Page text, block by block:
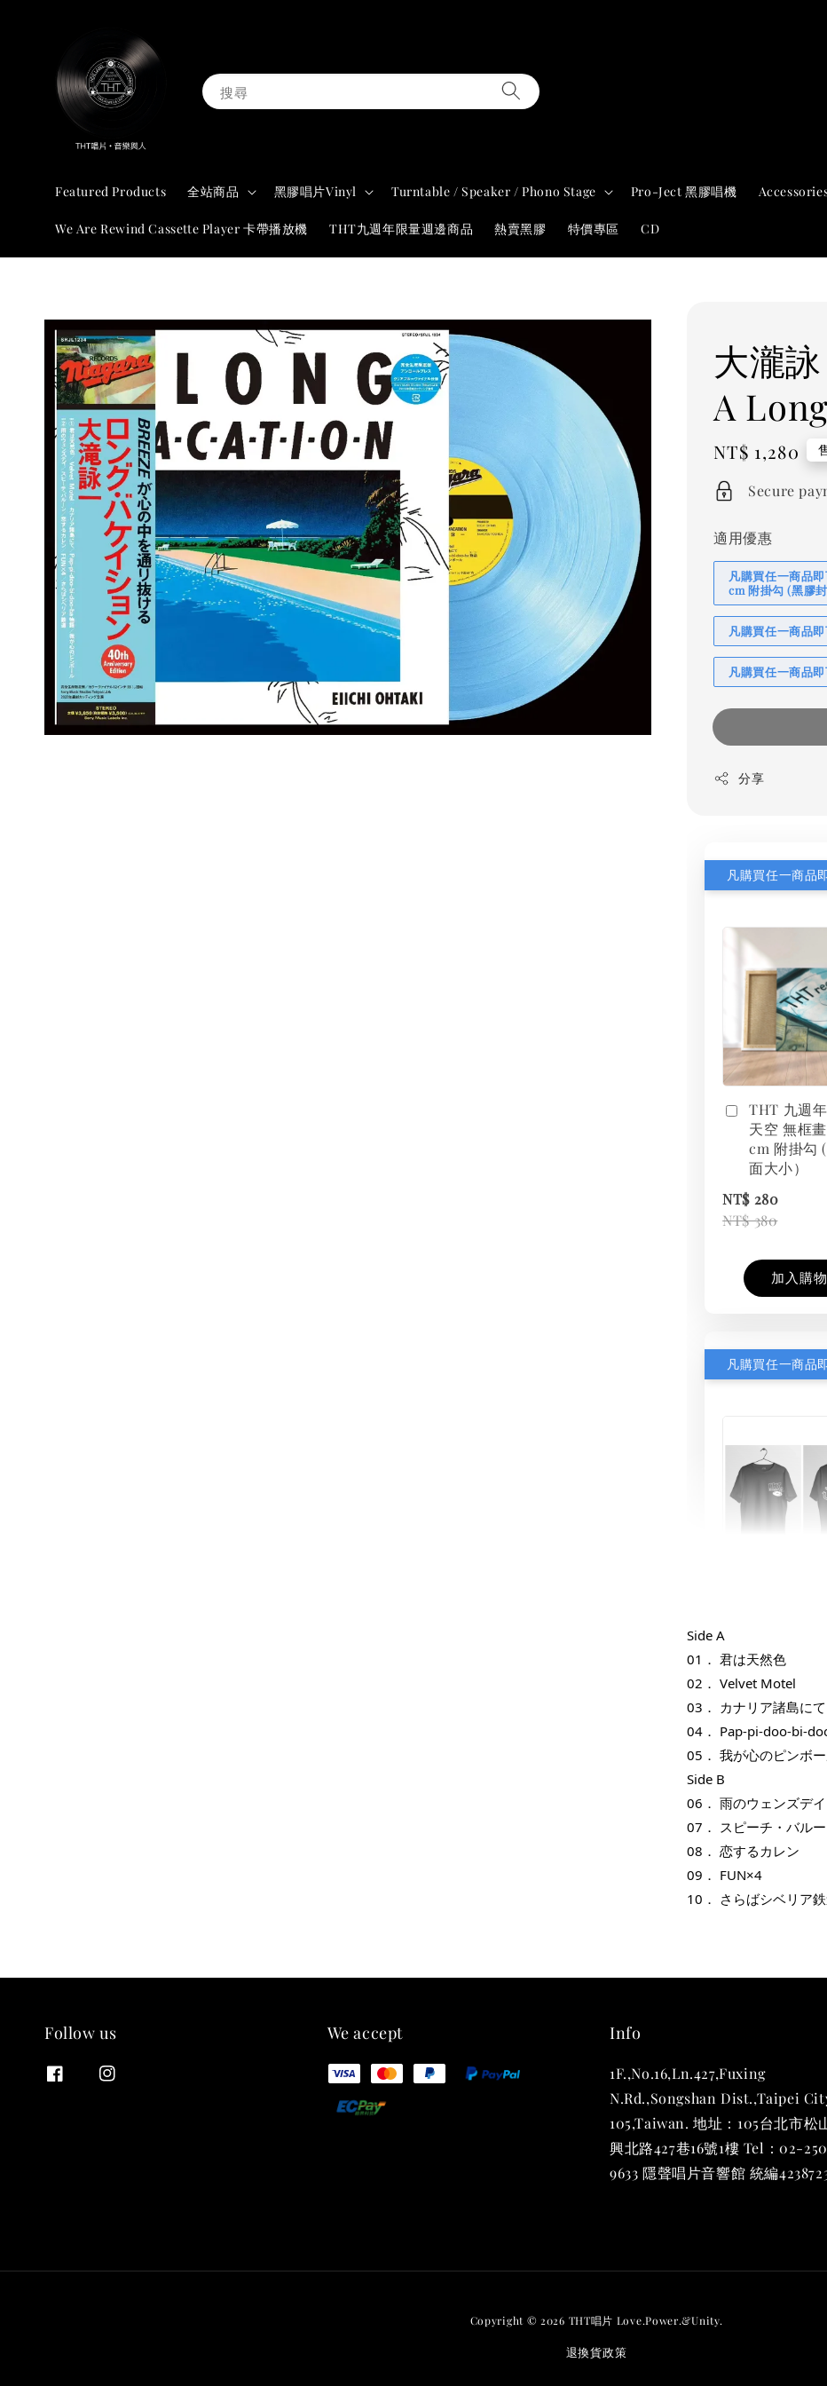
搜尋
Featured Products 全站商品 黑膠唱片Vinyl Turntable / Speaker / Phono Stage Pro-Ject 黑膠唱機
We Are Rewind Cassette Player 卡帶播放機 THT九週年限量週邊商品 熱賣黑膠 特價專區 CD
大瀧
A
Regular
price
NT$ 1,280
Secure
適用優惠
凡購買任一商品
cm 附掛勾 (黑膠封
凡購買任一商品
凡購買任一商品
分享
THT 九週
天空 無框
cm 附掛勾
面大小）
NT$ 280
NT$ 380
加入購
THT 九週
NT$ 780
NT$ 880
加入購
THT 九週年
(2入一組)
NT$ 480
NT$ 580
Side A
01． 君は天然色
02． Velvet Motel
03． カナリア諸島にて
04． Pap-pi-doo-bi-
05． 我が心のピンボ
Side B
06． 雨のウェンズデイ
07． スピーチ・バル
08． 恋するカレン
09． FUN×4
10． さらばシベリア
Follow us We accept Info
1F.,No.16,Ln.427,Fuxing
N.Rd.,Songshan Dist.,Taipei
105,Taiwan. 地址：105台北市松
興北路427巷16號1樓 Tel：02-
9633 隱聲唱片音響館 統編
Copyright © 2026 THT唱片 Love.Power.&Unity.
退換貨政策